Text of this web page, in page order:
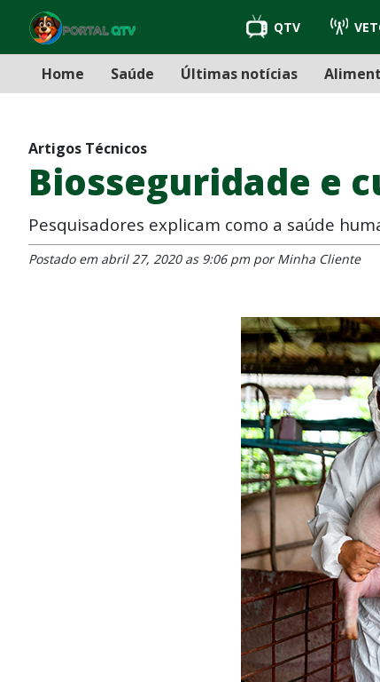
QTV
Home Saúde Últimas notícias
Artigos Técnicos
Biosseguridade e
Pesquisadores explicam como a saúde
Postado em abril 27, 2020 as 9:06 pm por Minha Cliente